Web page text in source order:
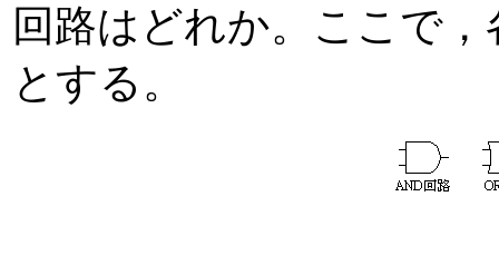
回路はどれか。ここで
とする。